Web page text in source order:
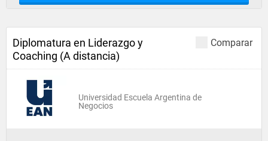
Comparar
Diplomatura en Liderazgo y
Coaching (A distancia)
Universidad Escuela Argentina de
Negocios